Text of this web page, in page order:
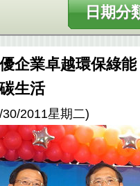
日期分
企業卓越環保綠
生活
2011星期二)